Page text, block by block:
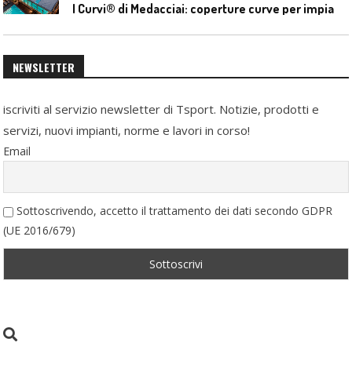
NEWSLETTER
iscriviti al servizio newsletter di Tsport. Notizie, prodotti e
servizi, nuovi impianti, norme e lavori in corso!
Email
Sottoscrivendo, accetto il trattamento dei dati secondo GDPR
(UE 2016/679)